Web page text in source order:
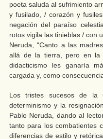
poeta saluda al sufrimiento
y fusilado, / corazón y
negación del paraíso
rotos vigila las tinieblas / con
Neruda, “Canto a las
allá de la tierra, pero en la
didacticismo les ganaría
cargada y, como
Los tristes sucesos de la
determinismo y la
Pablo Neruda, dando al
tanto para los combatientes
diferencias de estilo y